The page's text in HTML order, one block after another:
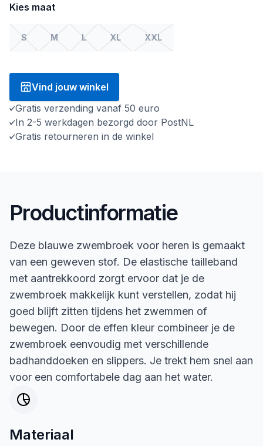
Kies maat
S M L XL XXL
Vind jouw winkel
Gratis verzending vanaf 50 euro
In 2-5 werkdagen bezorgd door PostNL
Gratis retourneren in de winkel
Productinformatie
Deze blauwe zwembroek voor heren is gemaakt
van een geweven stof. De elastische tailleband
met aantrekkoord zorgt ervoor dat je de
zwembroek makkelijk kunt verstellen, zodat hij
goed blijft zitten tijdens het zwemmen of
bewegen. Door de effen kleur combineer je de
zwembroek eenvoudig met verschillende
badhanddoeken en slippers. Je trekt hem snel aan
voor een comfortabele dag aan het water.
Materiaal